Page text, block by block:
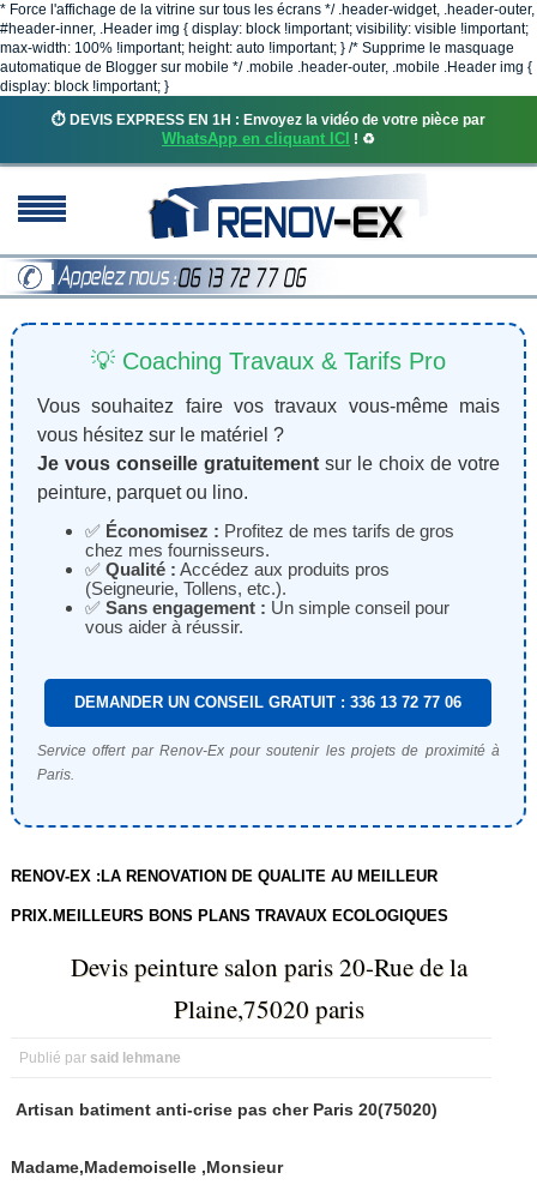
* Force l'affichage de la vitrine sur tous les écrans */ .header-widget, .header-outer,
#header-inner, .Header img { display: block !important; visibility: visible !important;
max-width: 100% !important; height: auto !important; } /* Supprime le masquage
automatique de Blogger sur mobile */ .mobile .header-outer, .mobile .Header img {
display: block !important; }
⏱️ DEVIS EXPRESS EN 1H : Envoyez la vidéo de votre pièce par
WhatsApp en cliquant ICI ! ♻️
💡 Coaching Travaux & Tarifs Pro
Vous souhaitez faire vos travaux vous-même mais
vous hésitez sur le matériel ?
Je vous conseille gratuitementsur le choix de votre
peinture, parquet ou lino.
✅ Économisez : Profitez de mes tarifs de gros
chez mes fournisseurs.
✅ Qualité : Accédez aux produits pros
(Seigneurie, Tollens, etc.).
✅ Sans engagement : Un simple conseil pour
vous aider à réussir.
DEMANDER UN CONSEIL GRATUIT : 336 13 72 77 06
Service offert par Renov-Ex pour soutenir les projets de proximité à
Paris.
RENOV-EX :LA RENOVATION DE QUALITE AU MEILLEUR
PRIX.MEILLEURS BONS PLANS TRAVAUX ECOLOGIQUES
Devis peinture salon paris 20-Rue de la
Plaine,75020 paris
Publié par said lehmane
Artisan batiment anti-crise pas cher Paris 20(75020)
Madame,Mademoiselle ,Monsieur